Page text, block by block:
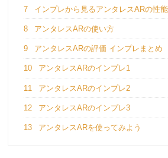
7 インプレから見るアンタレスARの性
8 アンタレスARの使い方
9 アンタレスARの評価 インプレまとめ
10 アンタレスARのインプレ1
11 アンタレスARのインプレ2
12 アンタレスARのインプレ3
13 アンタレスARを使ってみよう